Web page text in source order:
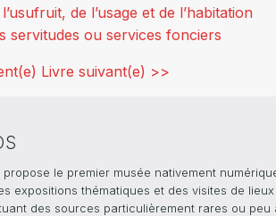
de l’usage et de l’habitation
servitudes ou services fonciers
Livre suivant(e) >>
le premier musée nativement
expositions thématiques et des visites de
des sources particulièrement rares ou